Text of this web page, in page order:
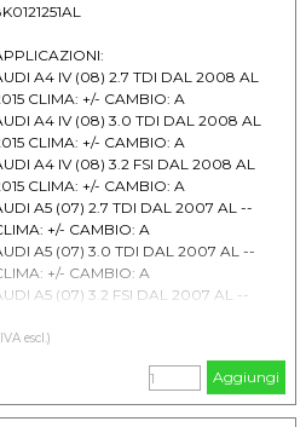
A4 IV (08) 2.7 TDI DAL 2008 AL
CLIMA: +/- CAMBIO: A
A4 IV (08) 3.0 TDI DAL 2008 AL
CLIMA: +/- CAMBIO: A
A4 IV (08) 3.2 FSI DAL 2008 AL
CLIMA: +/- CAMBIO: A
A5 (07) 2.7 TDI DAL 2007 AL --
+/- CAMBIO: A
A5 (07) 3.0 TDI DAL 2007 AL --
+/- CAMBIO: A
A5 (07) 3.2 FSI DAL 2007 AL --
A6 IV (11) 2.8 FSI DAL 2011 AL --
AUDI A6 IV (11) 3.0 TDI DAL 2011 AL --
+ CAMBIO: A
escl.)
Aggiungi